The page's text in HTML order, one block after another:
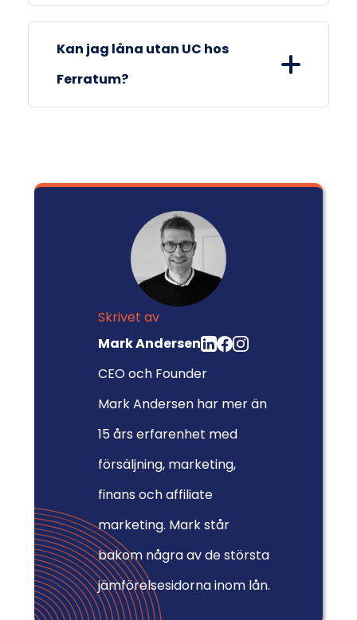
betalningsanmärkning hos Ferratum.
Kan jag låna utan UC hos
Ferratum?
Skrivet av
Mark Andersen
CEO och Founder
Mark Andersen har mer än
15 års erfarenhet med
försäljning, marketing,
finans och affiliate
marketing. Mark står
bakom några av de största
jämförelsesidorna inom lån.